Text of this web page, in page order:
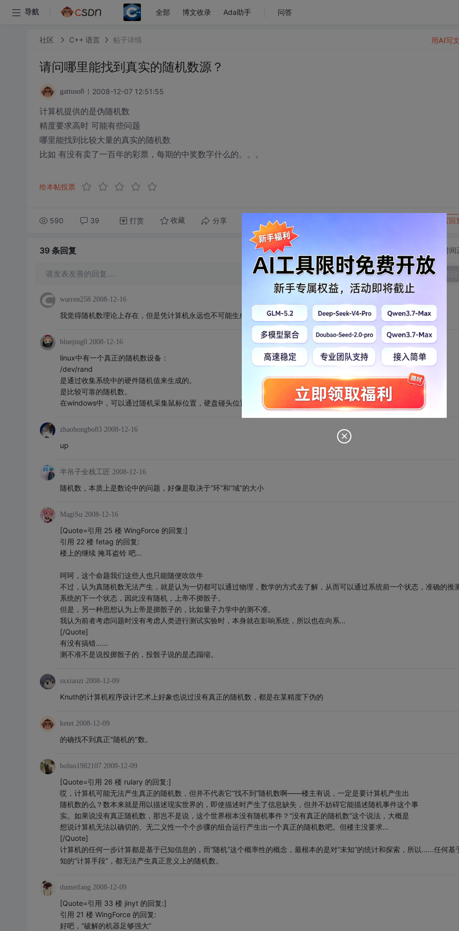
导航 全部 博文收录 Ada助手 问答
社区 C++ 语言 帖子详情
请问哪里能找到真实的随机数源？
gattuso8 2008-12-07 12:51:55
计算机提供的是伪随机数
精度要求高时 可能有些问题
哪里能找到比较大量的真实的随机数
比如 有没有卖了一百年的彩票，每期的中奖数字什么的。。。
给本帖投票
590 39 打赏 收藏 分享 转发到动态 写回
用AI写
39 条回复 切换为时间
请发表友善的回复… 发表回
warren258 2008-12-16
我觉得随机数理论上存在，但是凭计算机永远也不可能生成，只能生成伪随机数。
bluejing0 2008-12-16
linux中有一个真正的随机数设备：
/dev/rand
是通过收集系统中的硬件随机值来生成的。
是比较可靠的随机数。
在windows中，可以通过随机采集鼠标位置，硬盘碰头位置等来获得真正的随机数。
zhaohongbo83 2008-12-16
up
半吊子全栈工匠 2008-12-16
随机数，本质上是数论中的问题，好像是取决于“环”和“域”的大小
MagiSu 2008-12-16
[Quote=引用 25 楼 WingForce 的回复:]
引用 22 楼 fetag 的回复:
楼上的继续 掩耳盗铃 吧...
呵呵，这个命题我们这些人也只能随便吹吹牛
不过，认为真随机数无法产生，就是认为一切都可以通过物理，数学的方式去了解，从而可以通过系统前一个状态，准确的推
系统的下一个状态，因此没有随机，上帝不掷骰子。
但是，另一种思想认为上帝是掷骰子的，比如量子力学中的测不准。
我认为前者考虑问题时没有考虑人类进行测试实验时，本身就在影响系统，所以也在向系…
[/Quote]
有没有搞错……
测不准不是说投掷骰子的，投骰子说的是态蹋缩。
sxxiaozi 2008-12-09
Knuth的计算机程序设计艺术上好象也说过没有真正的随机数，都是在某精度下伪的
ketet 2008-12-09
的确找不到真正"随机的"数。
boluo1982107 2008-12-09
[Quote=引用 26 楼 rulary 的回复:]
哎，计算机可能无法产生真正的随机数，但并不代表它“找不到”随机数啊——楼主有说，一定是要计算机产生出
随机数的么？数本来就是用以描述现实世界的，即使描述时产生了信息缺失，但并不妨碍它能描述随机事件这个事
实。如果说没有真正随机数，那岂不是说，这个世界根本没有随机事件？“没有真正的随机数”这个说法，大概是
想说计算机无法以确切的、无二义性一个个步骤的组合运行产生出一个真正的随机数吧。但楼主没要求…
[/Quote]
计算机的任何一步计算都是基于已知信息的，而“随机”这个概率性的概念，最根本的是对“未知”的统计和探索，所以......任何基
知的“计算手段”，都无法产生真正意义上的随机数。
dumeifang 2008-12-09
[Quote=引用 33 楼 jinyt 的回复:]
引用 21 楼 WingForce 的回复:
好吧，“破解的机器足够强大”